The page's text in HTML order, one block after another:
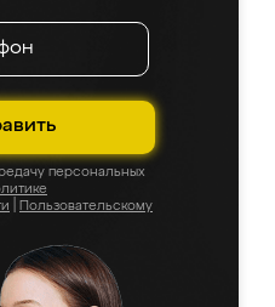
персональных
Пользовательскому